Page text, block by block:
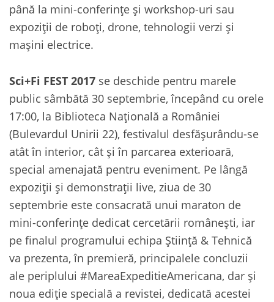
până la mini-conferințe și workshop-uri sau
expoziții de roboți, drone, tehnologii verzi și
mașini electrice.
Sci+Fi FEST 2017 se deschide pentru marele
public sâmbătă 30 septembrie, începând cu orele
17:00, la Biblioteca Națională a României
(Bulevardul Unirii 22), festivalul desfășurându-se
atât în interior, cât și în parcarea exterioară,
special amenajată pentru eveniment. Pe lângă
expoziții și demonstrații live, ziua de 30
septembrie este consacrată unui maraton de
mini-conferințe dedicat cercetării românești, iar
pe finalul programului echipa Știință & Tehnică
va prezenta, în premieră, principalele concluzii
ale periplului #MareaExpeditieAmericana, dar și
noua ediție specială a revistei, dedicată acestei